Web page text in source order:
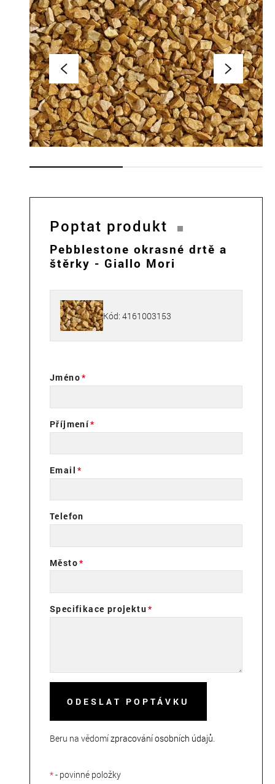
Poptat produkt
Pebblestone okrasné drtě a
štěrky - Giallo Mori
Kód: 4161003153
Jméno
Příjmení
Email
Telefon
Město
Specifikace projektu
ODESLAT POPTÁVKU
Beru na vědomízpracování osobních údajů.
*- povinné položky